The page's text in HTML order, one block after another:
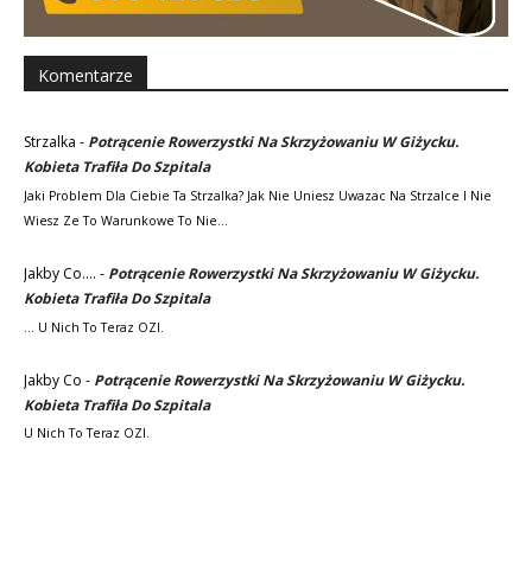
Komentarze
Strzalka - Potrącenie Rowerzystki Na Skrzyżowaniu W Giżycku.
Kobieta Trafiła Do Szpitala
Jaki Problem Dla Ciebie Ta Strzalka? Jak Nie Uniesz Uwazac Na Strzalce I Nie
Wiesz Ze To Warunkowe To Nie…
Jakby Co.... - Potrącenie Rowerzystki Na Skrzyżowaniu W Giżycku.
Kobieta Trafiła Do Szpitala
... U Nich To Teraz OZI.
Jakby Co - Potrącenie Rowerzystki Na Skrzyżowaniu W Giżycku.
Kobieta Trafiła Do Szpitala
U Nich To Teraz OZI.